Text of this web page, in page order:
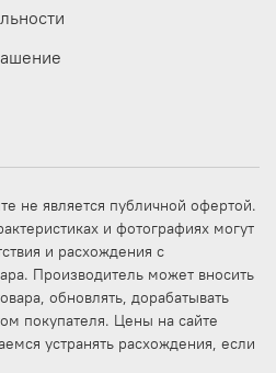
не является публичной офертой.
и фотографиях могут
и расхождения с
Производитель может вносить
обновлять, дорабатывать
покупателя. Цены на сайте
устранять расхождения, если